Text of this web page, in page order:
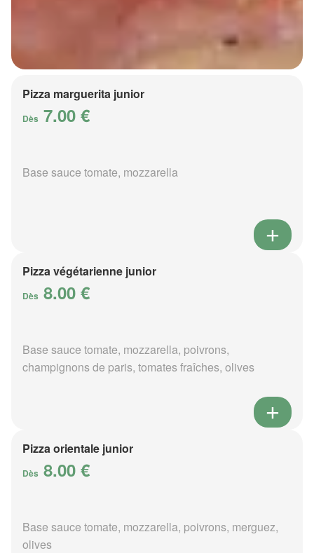
Pizza marguerita junior
Dès 7.00 €
Base sauce tomate, mozzarella
Pizza végétarienne junior
Dès 8.00 €
Base sauce tomate, mozzarella, poivrons,
champignons de paris, tomates fraîches, olives
Pizza orientale junior
Dès 8.00 €
Base sauce tomate, mozzarella, poivrons, merguez,
olives